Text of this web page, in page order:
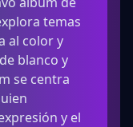
temas
al color y
blanco y
se centra
y el